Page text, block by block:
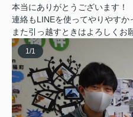
本当にありがとうございます！
連絡もLINEを使ってやりやすか
また引っ越すときはよろしくお
1/1